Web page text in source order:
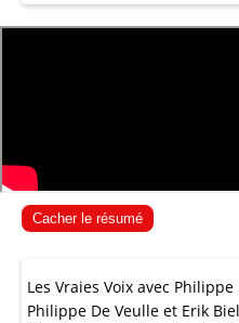
Cacher le résumé
Les Vraies Voix avec
Philippe De Veulle et Erik